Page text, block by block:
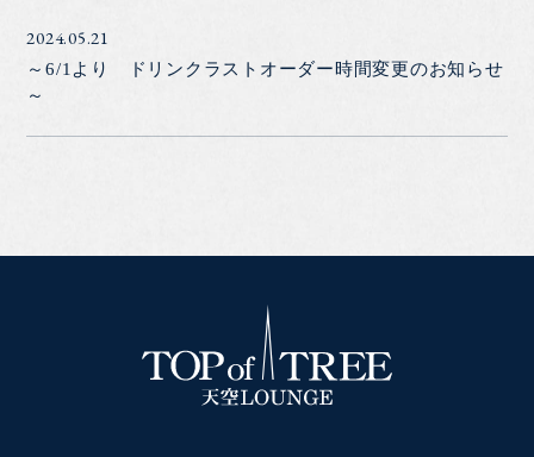
2024.05.21
～6/1より ドリンクラストオーダー時間変更のお知らせ
～